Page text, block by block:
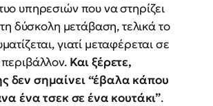
υπηρεσιών που να στηρίζει
δύσκολη μετάβαση, τελικά το
γιατί μεταφέρεται σε
Και ξέρετε,
δεν σημαίνει “έβαλα κάπου
ένα τσεκ σε ένα κουτάκι”.